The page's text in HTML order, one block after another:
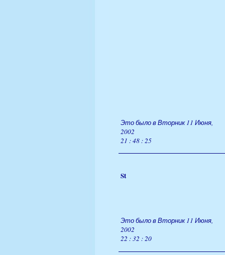
Это было в Вторник 11 Июня,
2002
21 : 48 : 25
St
Это было в Вторник 11 Июня,
2002
22 : 32 : 20